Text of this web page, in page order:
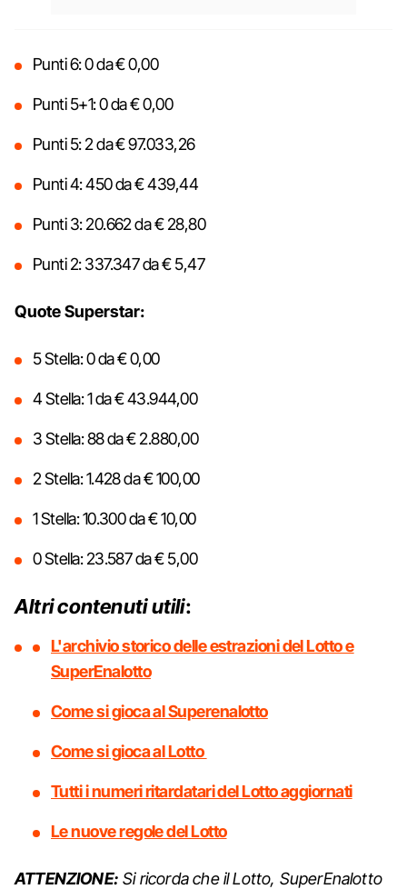
Punti 6: 0 da € 0,00
Punti 5+1: 0 da € 0,00
Punti 5: 2 da € 97.033,26
Punti 4: 450 da € 439,44
Punti 3: 20.662 da € 28,80
Punti 2: 337.347 da € 5,47
Quote Superstar:
5 Stella: 0 da € 0,00
4 Stella: 1 da € 43.944,00
3 Stella: 88 da € 2.880,00
2 Stella: 1.428 da € 100,00
1 Stella: 10.300 da € 10,00
0 Stella: 23.587 da € 5,00
Altri contenuti utili:
L'archivio storico delle estrazioni del Lotto e
SuperEnalotto
Come si gioca al Superenalotto
Come si gioca al Lotto
Tutti i numeri ritardatari del Lotto aggiornati
Le nuove regole del Lotto
ATTENZIONE: Si ricorda che il Lotto, SuperEnalotto